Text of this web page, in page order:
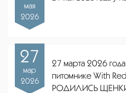
мая
2026
27
мар
2026
27 марта 2026
питомнике With
РОДИЛИСЬ